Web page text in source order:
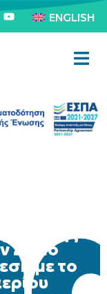
ENGLISH
Δήμο
με το